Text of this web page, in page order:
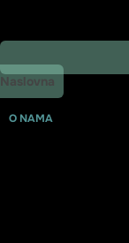
Naslovna
O NAMA